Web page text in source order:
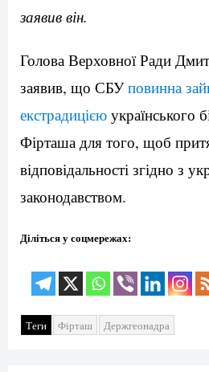
заявив він.
Голова Верховної Ради
заявив, що СБУповинна
екстрадицією українського
Фірташа для того, щоб
відповідальності згідно з
законодавством.
Діліться у соцмережах:
Теги Фірташ Держгеонадра